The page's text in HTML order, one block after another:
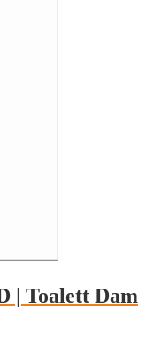
| Toalett Dam